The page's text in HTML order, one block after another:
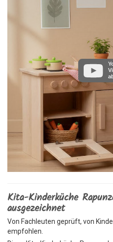
Kita-Kinderküche
ausgezeichnet
Von Fachleuten geprüft, von
empfohlen.